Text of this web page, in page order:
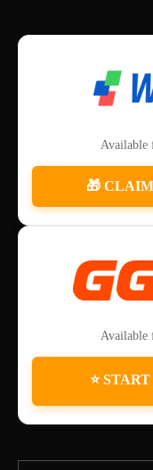
Available
🎁
Available
⭐